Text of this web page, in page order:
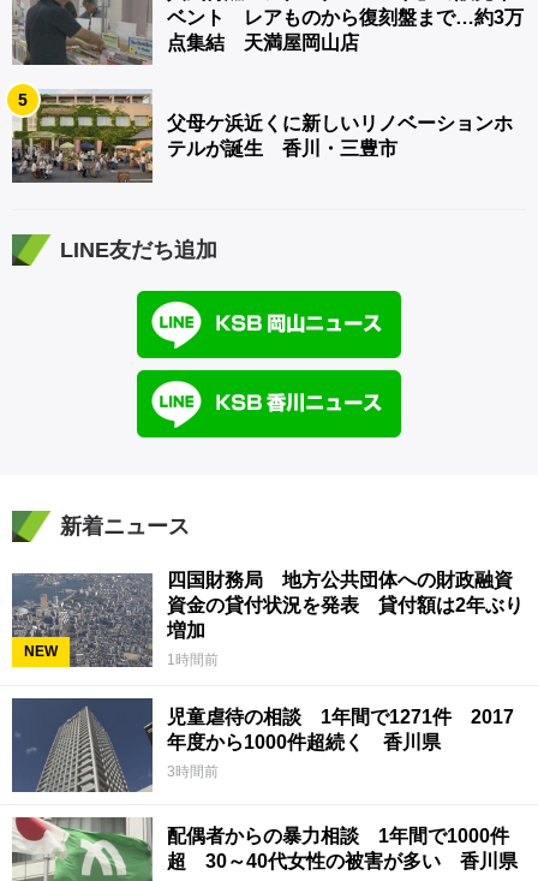
ベント レアものから復刻盤まで…約3万
点集結 天満屋岡山店
5
父母ケ浜近くに新しいリノベーションホ
テルが誕生 香川・三豊市
LINE友だち追加
新着ニュース
NEW
四国財務局 地方公共団体への財政融資
資金の貸付状況を発表 貸付額は2年ぶり
増加
1時間前
児童虐待の相談 1年間で1271件 2017
年度から1000件超続く 香川県
3時間前
配偶者からの暴力相談 1年間で1000件
超 30～40代女性の被害が多い 香川県